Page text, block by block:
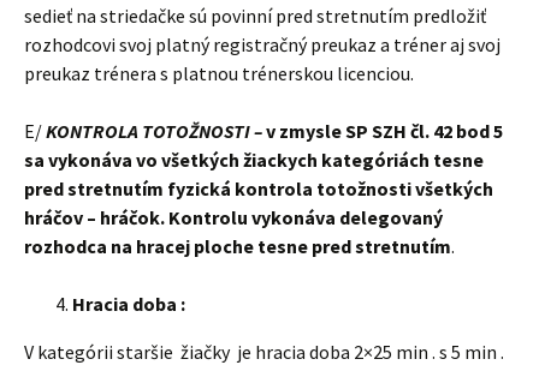
sedieť na striedačke sú povinní pred stretnutím predložiť
rozhodcovi svoj platný registračný preukaz a tréner aj svoj
preukaz trénera s platnou trénerskou licenciou.
E/KONTROLA TOTOŽNOSTI –v zmysle SP SZH čl. 42 bod 5
sa vykonáva vo všetkých žiackych kategóriách tesne
pred stretnutím fyzická kontrola totožnosti všetkých
hráčov – hráčok. Kontrolu vykonáva delegovaný
rozhodca na hracej ploche tesne pred stretnutím.
Hracia doba :
V kategórii staršie žiačky je hracia doba 2×25 min . s 5 min .